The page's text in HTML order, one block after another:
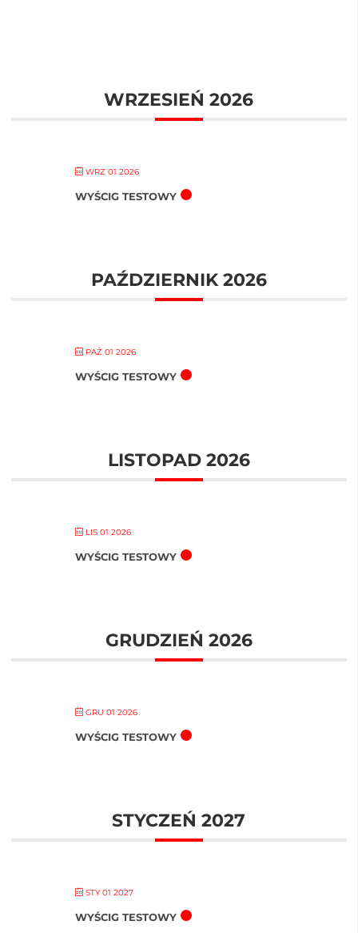
WRZESIEŃ 2026
WRZ 01 2026
WYŚCIG TESTOWY
PAŹDZIERNIK 2026
PAŹ 01 2026
WYŚCIG TESTOWY
LISTOPAD 2026
LIS 01 2026
WYŚCIG TESTOWY
GRUDZIEŃ 2026
GRU 01 2026
WYŚCIG TESTOWY
STYCZEŃ 2027
STY 01 2027
WYŚCIG TESTOWY